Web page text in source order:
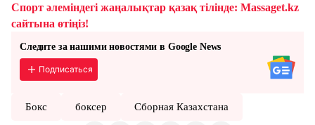
Спорт әлеміндегі жаңалықтар қазақ тілінде: Massaget.kz
сайтына өтіңіз!
Следите за нашими новостями в Google News
Подписаться
Бокс боксер Сборная Казахстана